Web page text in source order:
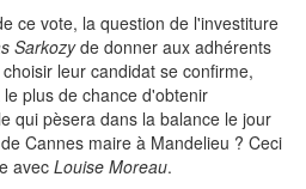
ce vote, la question de l'investiture
Sarkozyde donner aux adhérents
leur candidat se confirme,
plus de chance d'obtenir
qui pèsera dans la balance le jour
Cannes maire à Mandelieu ? Ceci
avec Louise Moreau.